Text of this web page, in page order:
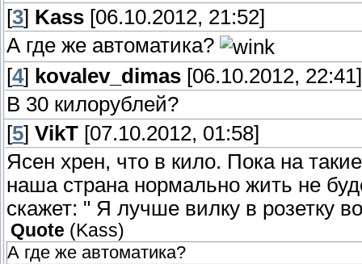
[3] Kass [06.10.2012, 21:52]
А где же автоматика?
[4] kovalev_dimas [06.10.2012, 22:41]
В 30 килорублей?
[5] VikT [07.10.2012, 01:58]
Ясен хрен, что в кило. Пока на
наша страна нормально жить не
скажет: " Я лучше вилку в розетку
Quote ( Kass)
А где же автоматика?